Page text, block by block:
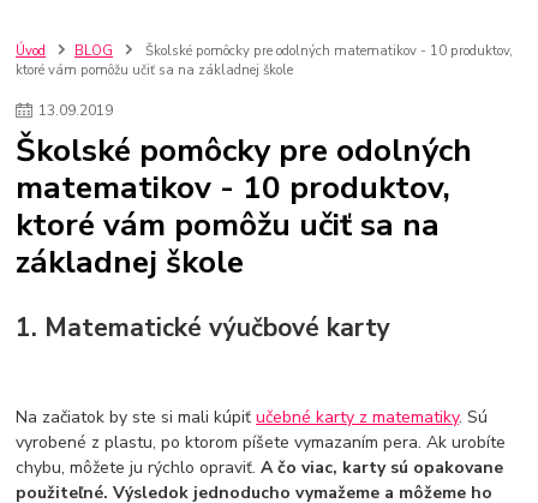
szco nakup bez dph
Smart hodinky pre deti
Vyberáme 11 najväčších plyšových hračiek
Plyšový macovia
Lego Star Wars
Vianočný darček pre dievča do 20€
Darčeky pre dievčatá
Star Wars
Hry pre deti
Skladačky pre deti
Kedy by malo batoľa meniť posteľ?
Detské postele
Detský nábytok
L.O.L. Surprise
L.O.L. Surprise bábiky
L.O.L. Surprise zvieratká
L.O.L. Surprise hračky
L.O.L. Surprise zberateľské figúrky
L.O.L. OMG L.O.L. OMG Bábiky
Úvod BLOG
Školské pomôcky pre odolných matematikov - 10 produktov,
ktoré vám pomôžu učiť sa na základnej škole
13.09.2019
Školské pomôcky pre odolných
matematikov - 10 produktov,
ktoré vám pomôžu učiť sa na
základnej škole
1. Matematické výučbové karty
Na začiatok by ste si mali kúpiťučebné karty z matematiky. Sú
vyrobené z plastu, po ktorom píšete vymazaním pera. Ak urobíte
chybu, môžete ju rýchlo opraviť.A čo viac, karty sú opakovane
použiteľné. Výsledok jednoducho vymažeme a môžeme ho